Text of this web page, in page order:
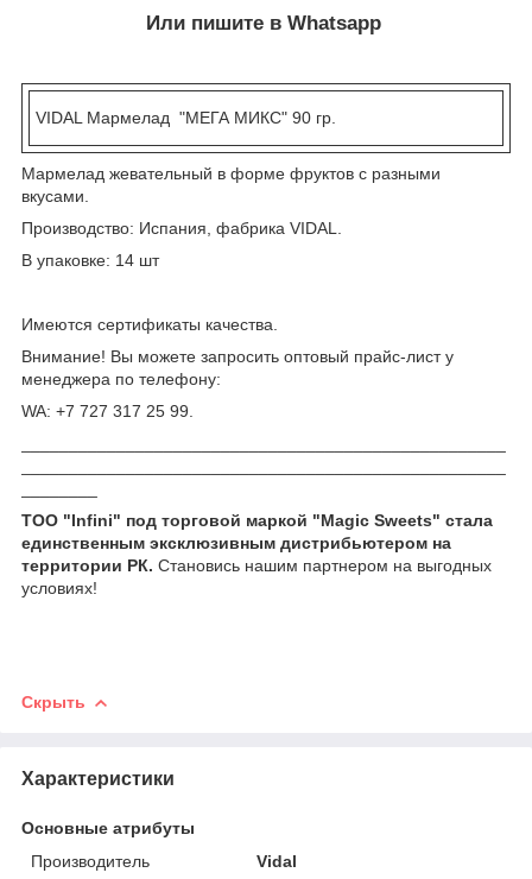
Или пишите в Whatsapp
VIDAL Мармелад "МЕГА МИКС" 90 гр.
Мармелад жевательный в форме фруктов с разными
вкусами.
Производство: Испания, фабрика VIDAL.
В упаковке: 14 шт
Имеются сертификаты качества.
Внимание! Вы можете запросить оптовый прайс-лист у
менеджера по телефону:
WA: +7 727 317 25 99.
ТОО "Infini" под торговой маркой "Magic Sweets" стала
единственным эксклюзивным дистрибьютером на
территории РК. Становись нашим партнером на выгодных
условиях!
Скрыть
Характеристики
Основные атрибуты
Производитель
Vidal